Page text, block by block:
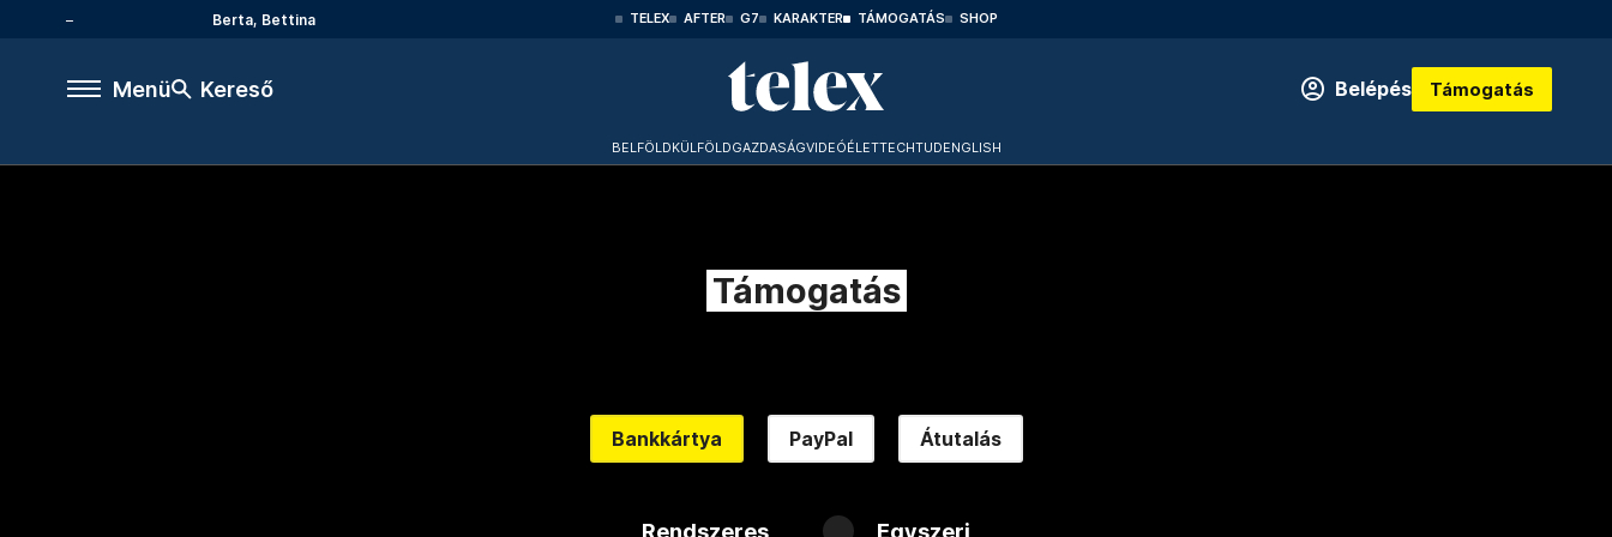
Berta, Bettina TELEX AFTER G7 KARAKTER TÁMOGATÁS SHOP
Menü Kereső Belépés Támogatás
BELFÖLDKÜLFÖLDGAZDASÁGVIDEÓÉLETTECHTUDENGLISH
Támogatás
Bankkártya PayPal Átutalás
Rendszeres Egyszeri